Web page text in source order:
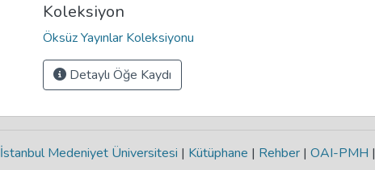
Koleksiyon
Öksüz Yayınlar Koleksiyonu
Detaylı Öğe Kaydı
İstanbul Medeniyet Üniversitesi | Kütüphane | Rehber | OAI-PMH |